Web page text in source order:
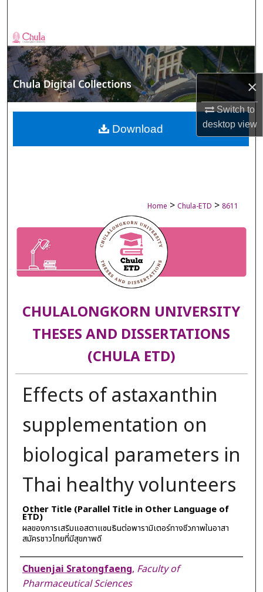
×
Switch to
desktopview
Browse Collections
My Account
About
Digital Commons Network™
Home > Chula-ETD > 8611
CHULALONGKORN UNIVERSITY
THESES AND DISSERTATIONS
(CHULA ETD)
Effects of astaxanthin
supplementation on
biological parameters in
Thai healthy volunteers
Other Title (Parallel Title in Other Language of
ETD)
ผลของการเสริมแอสตาแซนธินต่อพารามิเตอร์ทางชีวภาพในอาสา
สมัครชาวไทยที่มีสุขภาพดี
Author
Chuenjai Sratongfaeng, Faculty of
Pharmaceutical Sciences
Download